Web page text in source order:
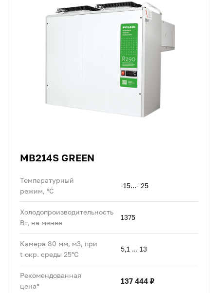
MB214S GREEN
Температурный
режим, °C
-15...- 25
Холодопроизводительность
Вт, не менее
1375
Камера 80 мм, м3, при
t окр. среды 25°C
5,1 ... 13
Рекомендованная
цена*
137 444 ₽